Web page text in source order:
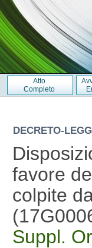
Atto
Completo
DECRETO-
favore
colpite
Suppl.